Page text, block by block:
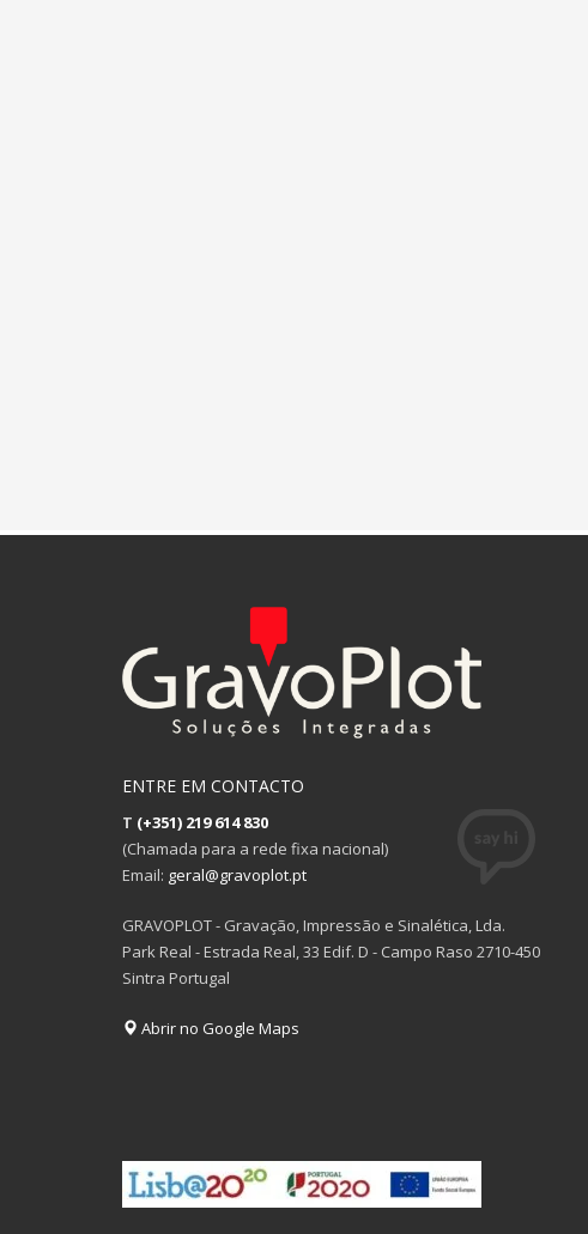
ENTRE EM CONTACTO
T (+351) 219 614 830
(Chamada para a rede fixa nacional)
Email: geral@gravoplot.pt
GRAVOPLOT - Gravação, Impressão e Sinalética, Lda.
Park Real - Estrada Real, 33 Edif. D - Campo Raso 2710-450
Sintra Portugal
Abrir no Google Maps